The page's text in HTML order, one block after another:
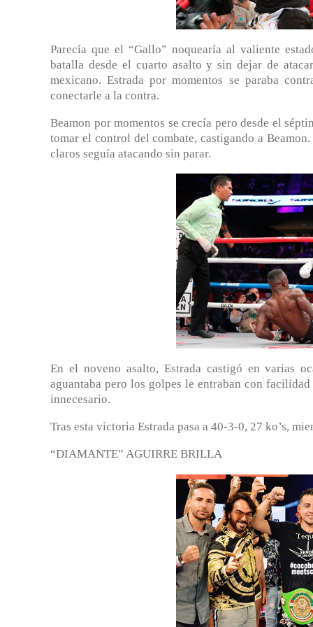
Parecía que el “Gallo” noquearía al valiente
batalla desde el cuarto asalto y sin dejar de
mexicano. Estrada por momentos se paraba
conectarle a la contra.
Beamon por momentos se crecía pero desde el
tomar el control del combate, castigando a
claros seguía atacando sin parar.
En el noveno asalto, Estrada castigó en varias
aguantaba pero los golpes le entraban con
innecesario.
Tras esta victoria Estrada pasa a 40-3-0, 27 ko’s,
“DIAMANTE” AGUIRRE BRILLA